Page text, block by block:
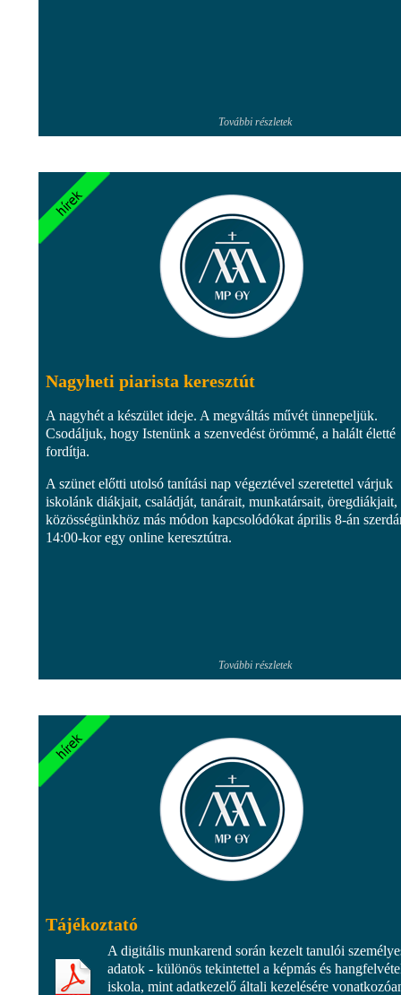
További részletek
Nagyheti piarista keresztút
A nagyhét a készület ideje. A megváltás művét ünnepeljük.
Csodáljuk, hogy Istenünk a szenvedést örömmé, a halált életté
fordítja.
A szünet előtti utolsó tanítási nap végeztével szeretettel várjuk
iskolánk diákjait, családját, tanárait, munkatársait, öregdiákjait,
közösségünkhöz más módon kapcsolódókat április 8-án
14:00-kor egy online keresztútra.
További részletek
Tájékoztató
A digitális munkarend során kezelt tanulói
adatok - különös tekintettel a képmás és
iskola, mint adatkezelő általi kezelésére